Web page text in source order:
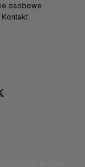
osobowe
Kontakt